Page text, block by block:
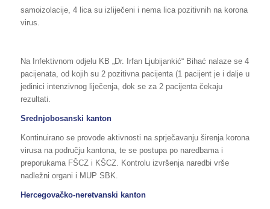
samoizolacije, 4 lica su izliječeni i nema lica pozitivnih na korona
virus.
Na Infektivnom odjelu KB „Dr. Irfan Ljubijankić“ Bihać nalaze se 4
pacijenata, od kojih su 2 pozitivna pacijenta (1 pacijent je i dalje u
jedinici intenzivnog liječenja, dok se za 2 pacijenta čekaju
rezultati.
Srednjobosanski kanton
Kontinuirano se provode aktivnosti na sprječavanju širenja korona
virusa na području kantona, te se postupa po naredbama i
preporukama FŠCZ i KŠCZ. Kontrolu izvršenja naredbi vrše
nadležni organi i MUP SBK.
Hercegovačko-neretvanski kanton